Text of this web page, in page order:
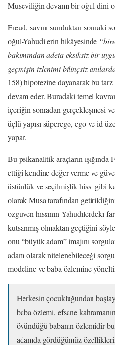
Museviliğin devamı bir oğul dini
Freud, savını sunduktan sonraki
oğul-Yahudilerin hikâyesinde
bakımından adeta eksiksiz bir
geçmişin izlenimi bilinçsiz
158) hipotezine dayanarak bu
devam eder. Buradaki temel
içeriğin sonradan gerçekleşmesi
üçlü yapısı süperego, ego ve id
yapar.
Bu psikanalitik araçların
ettiği kendine değer verme ve
üstünlük ve seçilmişlik hissi gibi
olarak Musa tarafından
özgüven hissinin Yahudilerdeki
kutsanmış olmaktan geçtiğini
onu “büyük adam” imajını
adam olarak nitelenebileceği
modeline ve baba özlemine
Herkesin çocukluğundan
baba özlemi, efsane
övündüğü babanın özlemidir
adamda gördüğümüz